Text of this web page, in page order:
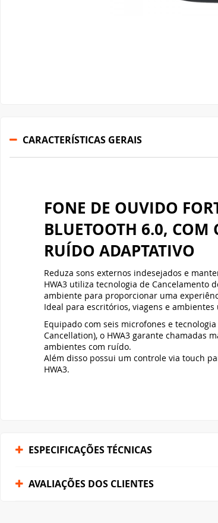
CARACTERÍSTICAS GERAIS
FONE DE OUVIDO
BLUETOOTH 6.0, COM
RUÍDO ADAPTATIVO
Reduza sons externos indesejados e
HWA3 utiliza tecnologia de Cancelamento
ambiente para proporcionar uma
Ideal para escritórios, viagens e ambientes
Equipado com seis microfones e
Cancellation), o HWA3 garante chamadas
ambientes com ruído.
Além disso possui um controle via touch
HWA3.
ESPECIFICAÇÕES TÉCNICAS
AVALIAÇÕES DOS CLIENTES